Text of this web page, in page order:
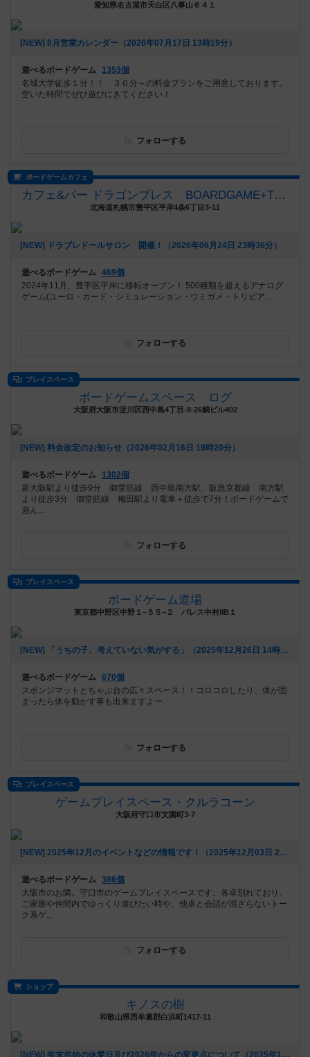
愛知県名古屋市天白区八事山６４１
[NEW] 8月営業カレンダー（2026年07月17日 13時19分）
遊べるボードゲーム
1353個
名城大学徒歩１分！！ ３０分～の料金プランをご用意しております。
空いた時間でぜひ遊びにきてください！
フォローする
ボードゲームカフェ
カフェ&バー ドラゴンブレス BOARDGAME+TRPG
北海道札幌市豊平区平岸4条6丁目3-11
[NEW] ドラブレドールサロン 開催！（2026年06月24日 23時36分）
遊べるボードゲーム 469個
2024年11月、豊平区平岸に移転オープン！ 500種類を超えるアナログ
ゲーム(ユーロ・カード・シミュレーション・ウミガメ・トリビア...
フォローする
プレイスペース
ボードゲームスペース ログ
大阪府大阪市淀川区西中島4丁目-8-26鯛ビル402
[NEW] 料金改定のお知らせ（2026年02月16日 19時20分）
遊べるボードゲーム
1302個
新大阪駅より徒歩9分 御堂筋線 西中島南方駅、阪急京都線 南方駅
より徒歩3分 御堂筋線 梅田駅より電車＋徒歩で7分！ボードゲームで
遊ん...
フォローする
プレイスペース
ボードゲーム道場
東京都中野区中野１−５５−２ パレス中村ⅡB１
[NEW] 「うちの子、考えていない気がする」（2025年12月26日 14時35分）
遊べるボードゲーム 670個
スポンジマットとちゃぶ台の広々スペース！！コロコロしたり、体が固
まったら体を動かす事も出来ますよー
フォローする
プレイスペース
ゲームプレイスペース・クルラコーン
大阪府守口市文園町3-7
[NEW] 2025年12月のイベントなどの情報です！（2025年12月03日 20時24分）
遊べるボードゲーム 386個
大阪市のお隣。守口市のゲームプレイスペースです。各卓別れており、
ご家族や仲間内でゆっくり遊びたい時や、他卓と会話が混ざらないトー
ク系ゲ...
フォローする
ショップ
キノスの樹
和歌山県西牟婁郡白浜町1417-11
[NEW] 年末年始の休業日及び2026年からの変更点について（2025年11月19日 15時50分）